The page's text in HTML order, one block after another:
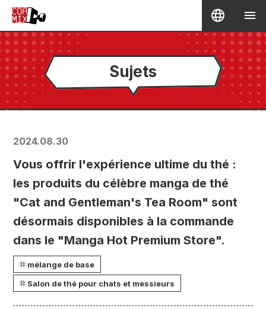
Sujets
2024.08.30
Vous offrir l'expérience ultime du thé :
les produits du célèbre manga de thé
"Cat and Gentleman's Tea Room" sont
désormais disponibles à la commande
dans le "Manga Hot Premium Store".
mélange de base
Salon de thé pour chats et messieurs